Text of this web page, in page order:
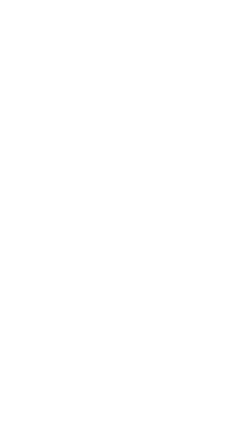
タン